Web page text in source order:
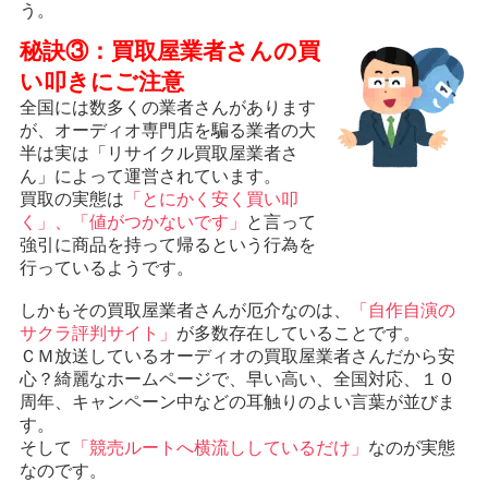
う。
秘訣③：買取屋業者さんの買
い叩きにご注意
全国には数多くの業者さんがあります
が、オーディオ専門店を騙る業者の大
半は実は「リサイクル買取屋業者さ
ん」によって運営されています。
買取の実態は 「とにかく安く買い叩
く」、「値がつかないです」
と言って
強引に商品を持って帰るという行為を
行っているようです。
しかもその買取屋業者さんが厄介なのは、
「自作自演の
サクラ評判サイト」 が多数存在していることです。
ＣＭ放送しているオーディオの買取屋業者さんだから安
心？綺麗なホームページで、早い高い、全国対応、１０
周年、キャンペーン中などの耳触りのよい言葉が並びま
す。
そして
「競売ルートへ横流ししているだけ」 なのが実態
なのです。